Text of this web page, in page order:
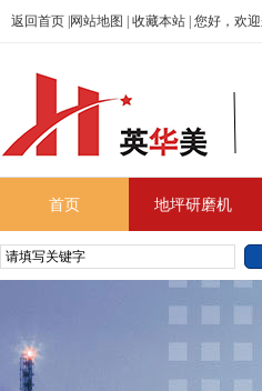
返回首页 网站地图 收藏本站 | 您好，欢
首页 地坪研磨机